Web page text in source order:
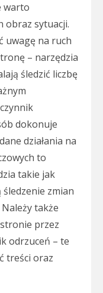
warto
obraz sytuacji.
uwagę na ruch
– narzędzia
śledzić liczbę
dokonuje
działania na
to
takie jak
zmian
także
przez
odrzuceń – te
treści oraz